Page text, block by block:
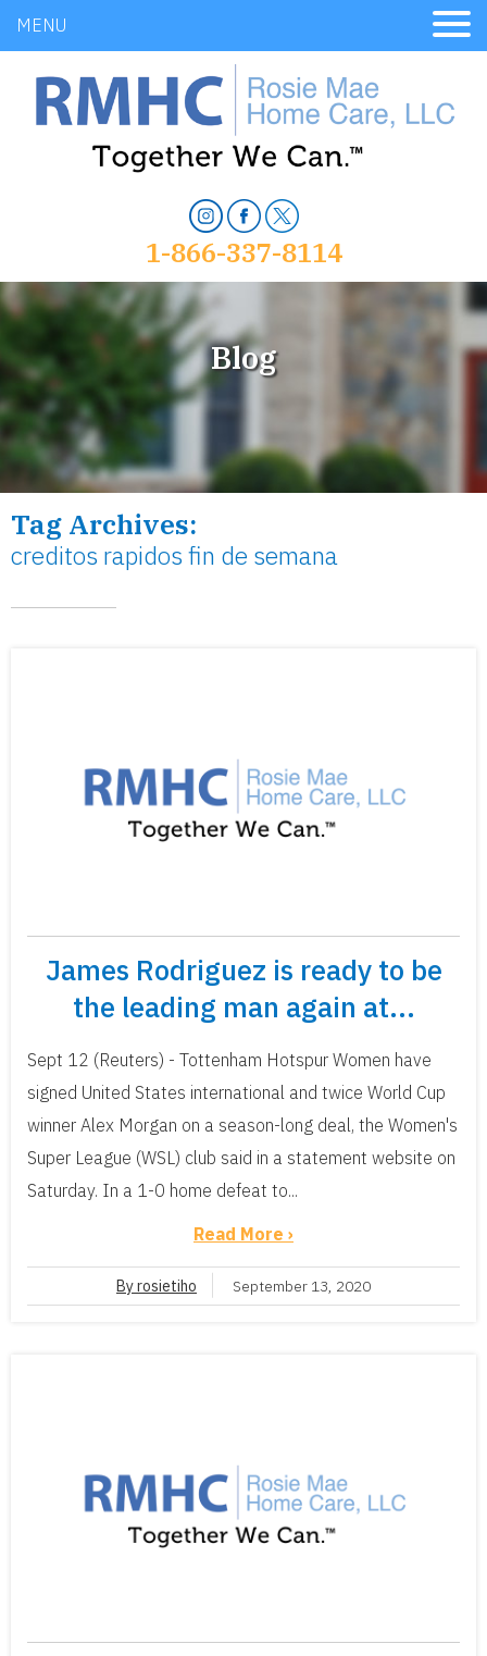
MENU
1-866-337-8114
Blog
Tag Archives:
creditos rapidos fin de semana
James Rodriguez is ready to be
the leading man again at...
Sept 12 (Reuters) - Tottenham Hotspur Women have
signed United States international and twice World Cup
winner Alex Morgan on a season-long deal, the Women's
Super League (WSL) club said in a statement website on
Saturday. In a 1-0 home defeat to...
Read More ›
By rosietiho September 13, 2020